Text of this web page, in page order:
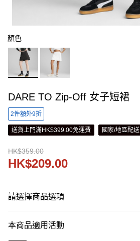
顏色
DARE TO Zip-Off 女子短裙
2件額外9折
送貨上門滿HK$399.00免運費 國家/地區配送
HK$359.00
HK$209.00
請選擇商品選項
本商品適用活動